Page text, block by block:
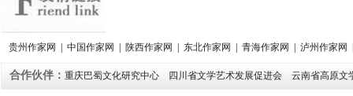
贵州作家网 | 中国作家网 | 陕西作家网 | 东北作家网 | 青海作家网 | 泸州作家网
合作伙伴： 重庆巴蜀文化研究中心 四川省文学艺术发展促进会 云南省高原文